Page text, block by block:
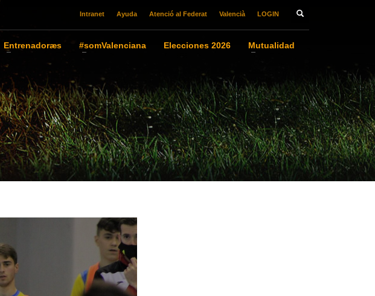
Intranet Ayuda Atenció al Federat Valencià LOGIN
Entrenadoræs #somValenciana Elecciones 2026
Mutualidad